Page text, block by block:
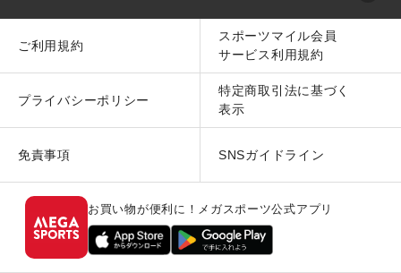
ご利用規約
スポーツマイル会員
サービス利用規約
プライバシーポリシー
特定商取引法に基づく
表示
免責事項 SNSガイドライン
お買い物が便利に！メガスポーツ公式アプリ